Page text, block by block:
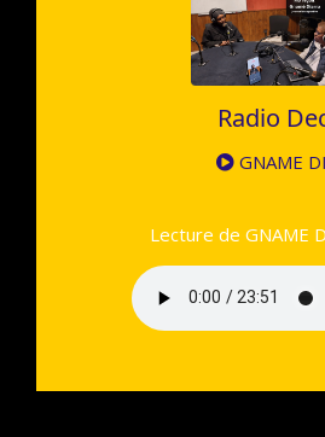
Radio
GNAME
Lecture de GNAME